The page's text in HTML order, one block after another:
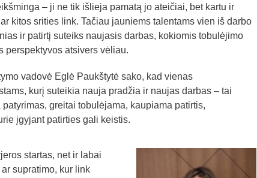
– ji ne tik išlieja pamatą jo ateičiai, bet kartu ir
kitos srities link. Tačiau jauniems talentams vien iš darbo
ir patirtį suteiks naujasis darbas, kokiomis tobulėjimo
perspektyvos atsivers vėliau.
vadovė Eglė Paukštytė sako, kad vienas
kurį suteikia nauja pradžia ir naujas darbas – tai
greitai tobulėjama, kaupiama patirtis,
įgyjant patirties gali keistis.
startas, net ir labai
supratimo, kur link